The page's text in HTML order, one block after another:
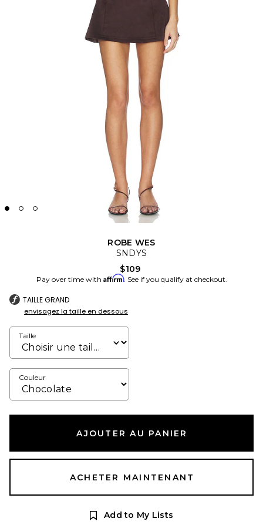
ROBE WES
SNDYS
$109
Pay over time with Affirm. See if you qualify at checkout.
TAILLE GRAND
envisagez la taille en dessous
Taille
Couleur
AJOUTER AU PANIER
ACHETER MAINTENANT
Add to My Lists